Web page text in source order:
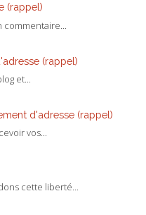
(rappel)
(rappel)
et...
d'adresse (rappel)
vos...
cette liberté...